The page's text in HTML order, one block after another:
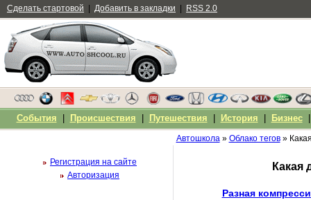
Автошкола» Облако тегов»
Какая
Разная
Регистрация на сайте
Авторизация
Сделать стартовой Добавить в закладки RSS 2.0
События Происшествия Путешествия История Бизнес